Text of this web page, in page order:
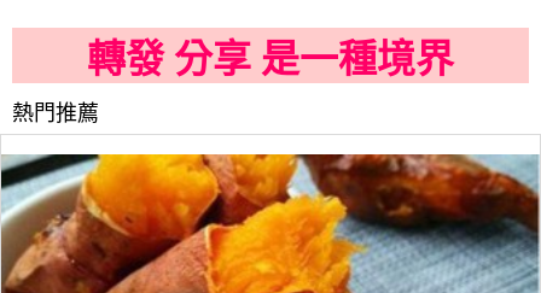
轉發 分享 是一種境界
熱門推薦